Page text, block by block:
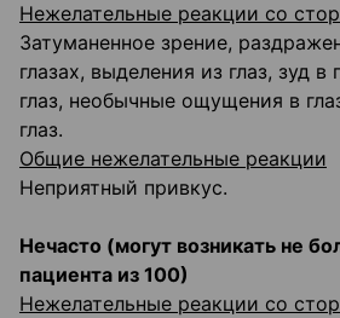
Нежелательные реакции со
Затуманенное зрение,
глазах, выделения из глаз, зуд в
глаз, необычные ощущения в
глаз.
Общие нежелательные реакции
Неприятный привкус.
Нечасто (могут возникать не
пациента из 100)
Нежелательные реакции со